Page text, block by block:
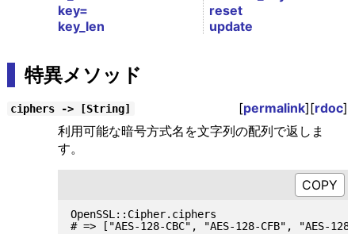
key=
key_len
reset
update
特異メソッド
ciphers -> [String] [permalink][rdoc]
利用可能な暗号方式名を文字列の配列で返しま
す。
OpenSSL::Cipher.ciphers